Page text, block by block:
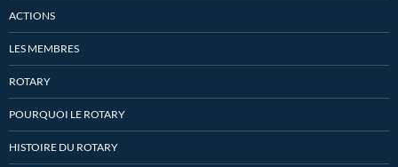
ACTIONS
LES MEMBRES
ROTARY
POURQUOI LE ROTARY
HISTOIRE DU ROTARY